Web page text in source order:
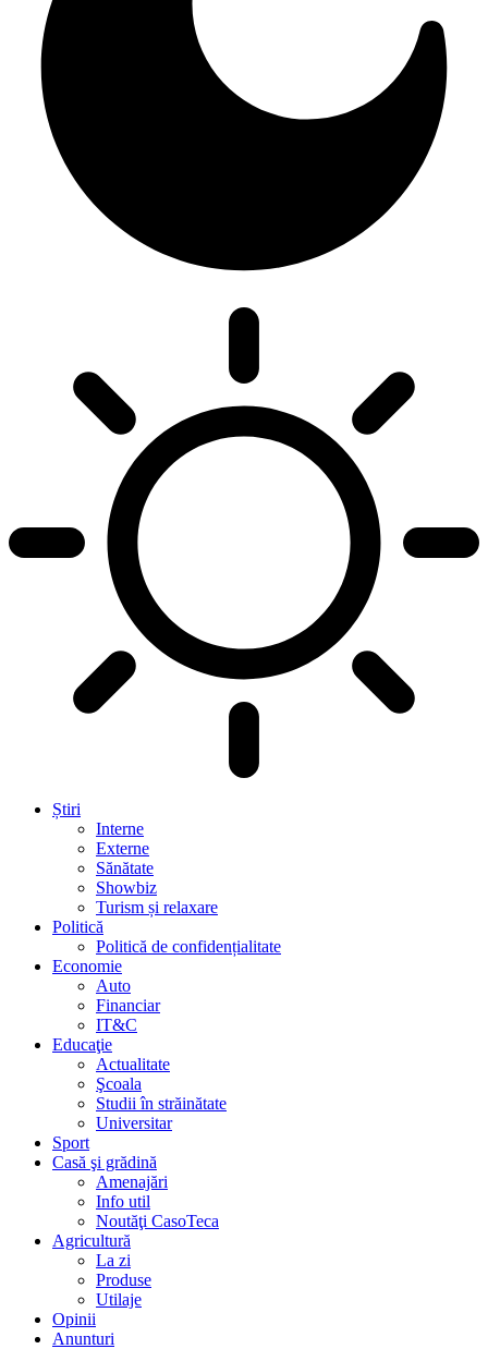
Știri
Interne
Externe
Sănătate
Showbiz
Turism și relaxare
Politică
Politică de confidențialitate
Economie
Auto
Financiar
IT&C
Educaţie
Actualitate
Şcoala
Studii în străinătate
Universitar
Sport
Casă şi grădină
Amenajări
Info util
Noutăţi CasoTeca
Agricultură
La zi
Produse
Utilaje
Opinii
Anunturi